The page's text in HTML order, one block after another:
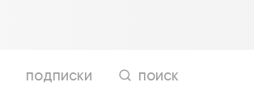
подписки поиск